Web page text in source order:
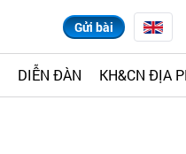
Gửi bài
DIỄN ĐÀN KH&CN ĐỊA